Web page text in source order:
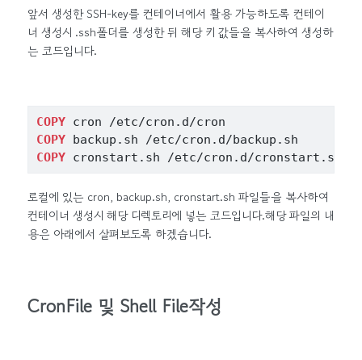
앞서 생성한 SSH-key를 컨테이너에서 활용 가능하도록 컨테이
너 생성시 .ssh폴더를 생성한 뒤 해당 키 값들을 복사하여 생성하
는 코드입니다.
COPY cron /etc/cron.d/cron
COPY backup.sh /etc/cron.d/backup.sh
COPY cronstart.sh /etc/cron.d/cronstart.sh
로컬에 있는 cron, backup.sh, cronstart.sh 파일들을 복사하여
컨테이너 생성시 해당 디렉토리에 넣는 코드입니다.해당 파일의 내
용은 아래에서 살펴보도록 하겠습니다.
CronFile 및 Shell File작성